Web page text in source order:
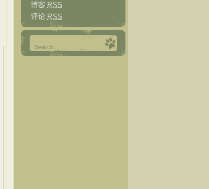
博客 RSS
评论 RSS